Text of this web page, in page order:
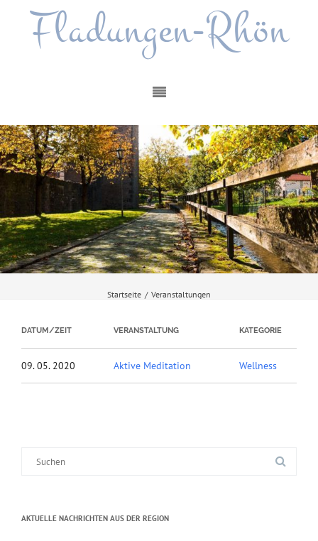
Fladungen-Rhön
Startseite / Veranstaltungen
DATUM/ZEIT VERANSTALTUNG KATEGORIE
09. 05. 2020 Aktive Meditation Wellness
AKTUELLE NACHRICHTEN AUS DER REGION